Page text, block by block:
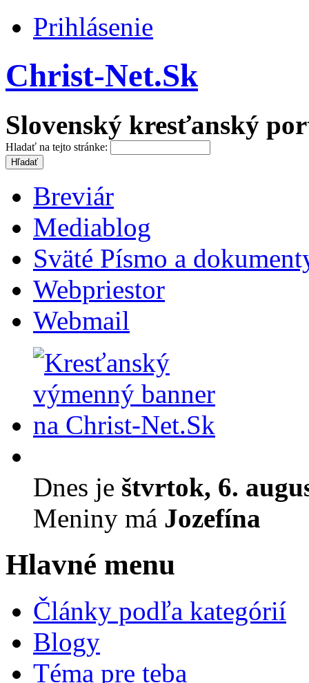
Prihlásenie
Christ-Net.Sk
Slovenský kresťanský
Hladať na tejto stránke:
Breviár
Mediablog
Sväté Písmo a
Webpriestor
Webmail
Dnes je štvrtok, 6.
Meniny má Jozefína
Hlavné menu
Články podľa kategórií
Blogy
Téma pre teba